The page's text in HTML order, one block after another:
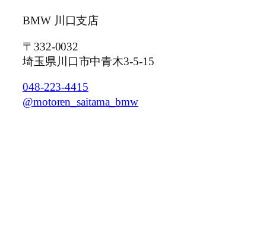
BMW 川口支店
〒332-0032
埼玉県川口市中青木3-5-15
048-223-4415
@motoren_saitama_bmw